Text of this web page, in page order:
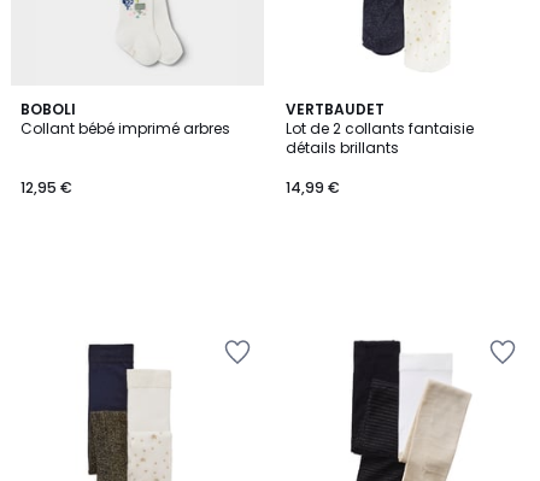
BOBOLI
Collant bébé imprimé arbres
12,95 €
VERTBAUDET
Lot de 2 collants fantaisie
détails brillants
14,99 €